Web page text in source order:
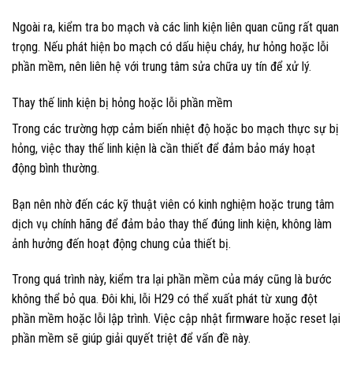
Ngoài ra, kiểm tra bo mạch và các linh kiện liên quan cũng rất quan
trọng. Nếu phát hiện bo mạch có dấu hiệu cháy, hư hỏng hoặc lỗi
phần mềm, nên liên hệ với trung tâm sửa chữa uy tín để xử lý.
Thay thế linh kiện bị hỏng hoặc lỗi phần mềm
Trong các trường hợp cảm biến nhiệt độ hoặc bo mạch thực sự bị
hỏng, việc thay thế linh kiện là cần thiết để đảm bảo máy hoạt
động bình thường.
Bạn nên nhờ đến các kỹ thuật viên có kinh nghiệm hoặc trung tâm
dịch vụ chính hãng để đảm bảo thay thế đúng linh kiện, không làm
ảnh hưởng đến hoạt động chung của thiết bị.
Trong quá trình này, kiểm tra lại phần mềm của máy cũng là bước
không thể bỏ qua. Đôi khi, lỗi H29 có thể xuất phát từ xung đột
phần mềm hoặc lỗi lập trình. Việc cập nhật firmware hoặc reset lại
phần mềm sẽ giúp giải quyết triệt để vấn đề này.